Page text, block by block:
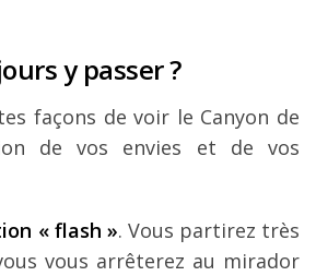
y passer ?
façons de voir le Canyon de
de vos envies et de vos
« flash ». Vous partirez très
vous arrêterez au mirador